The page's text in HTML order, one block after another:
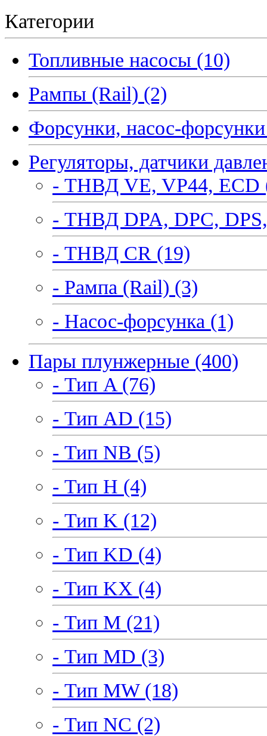
Категории
Топливные насосы (10)
Рампы (Rail) (2)
Форсунки, насос-
Регуляторы, датчики
- ТНВД VE, VP44, ECD
- ТНВД DPA, DPC,
- ТНВД CR (19)
- Рампа (Rail) (3)
- Насос-форсунка (1)
Пары плунжерные (400)
- Тип A (76)
- Тип AD (15)
- Тип NB (5)
- Тип H (4)
- Тип K (12)
- Тип KD (4)
- Тип KX (4)
- Тип M (21)
- Тип MD (3)
- Тип MW (18)
- Тип NC (2)